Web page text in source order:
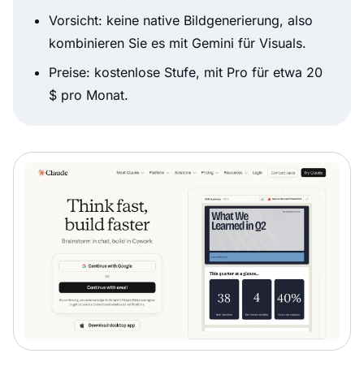
Vorsicht: keine native Bildgenerierung, also
kombinieren Sie es mit Gemini für Visuals.
Preise: kostenlose Stufe, mit Pro für etwa 20
$ pro Monat.